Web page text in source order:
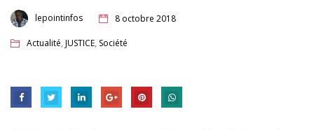
lepointinfos 8 octobre 2018
Actualité,JUSTICE, Société